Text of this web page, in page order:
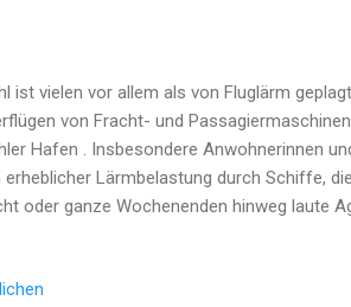
ist vielen vor allem als von Fluglärm
von Fracht- und
Hafen . Insbesondere Anwohnerinnen
erheblicher Lärmbelastung durch Schiffe,
oder ganze Wochenenden hinweg laute
Aggregate der Schiffe im Hafen deutlich